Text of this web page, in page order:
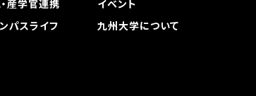
産学官連携
イベント
パスライフ 九州大学について